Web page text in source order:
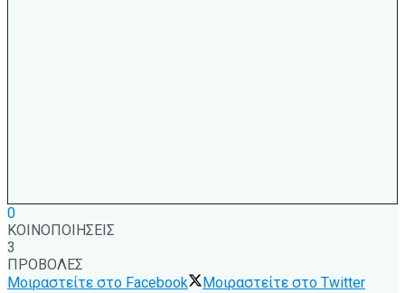
0
ΚΟΙΝΟΠΟΙΗΣΕΙΣ
3
ΠΡΟΒΟΛΕΣ
Μοιραστείτε στο Facebook
Μοιραστείτε στο Twitter